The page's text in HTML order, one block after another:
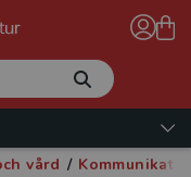
vård /